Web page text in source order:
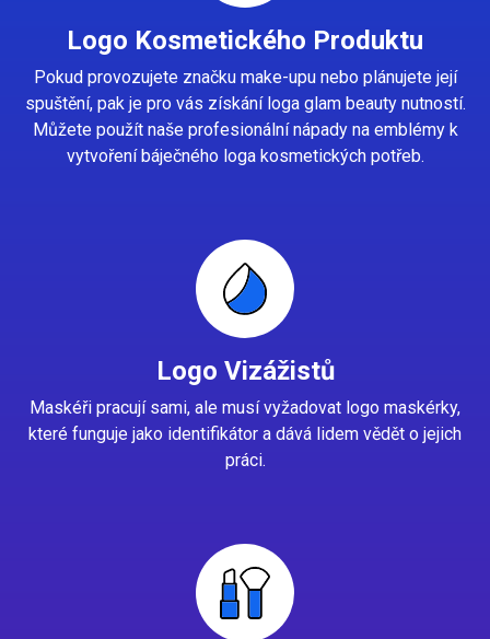
Logo Kosmetického Produktu
Pokud provozujete značku make-upu nebo plánujete její
spuštění, pak je pro vás získání loga glam beauty nutností.
Můžete použít naše profesionální nápady na emblémy k
vytvoření báječného loga kosmetických potřeb.
Logo Vizážistů
Maskéři pracují sami, ale musí vyžadovat logo maskérky,
které funguje jako identifikátor a dává lidem vědět o jejich
práci.